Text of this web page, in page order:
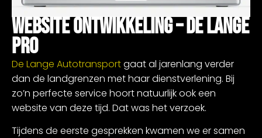
Website Ontwikkeling – De Lange
Pro
De Lange Autotransportgaat al jarenlang verder
dan de landgrenzen met haar dienstverlening. Bij
zo’n perfecte service hoort natuurlijk ook een
website van deze tijd. Dat was het verzoek.
Tijdens de eerste gesprekken kwamen we er samen